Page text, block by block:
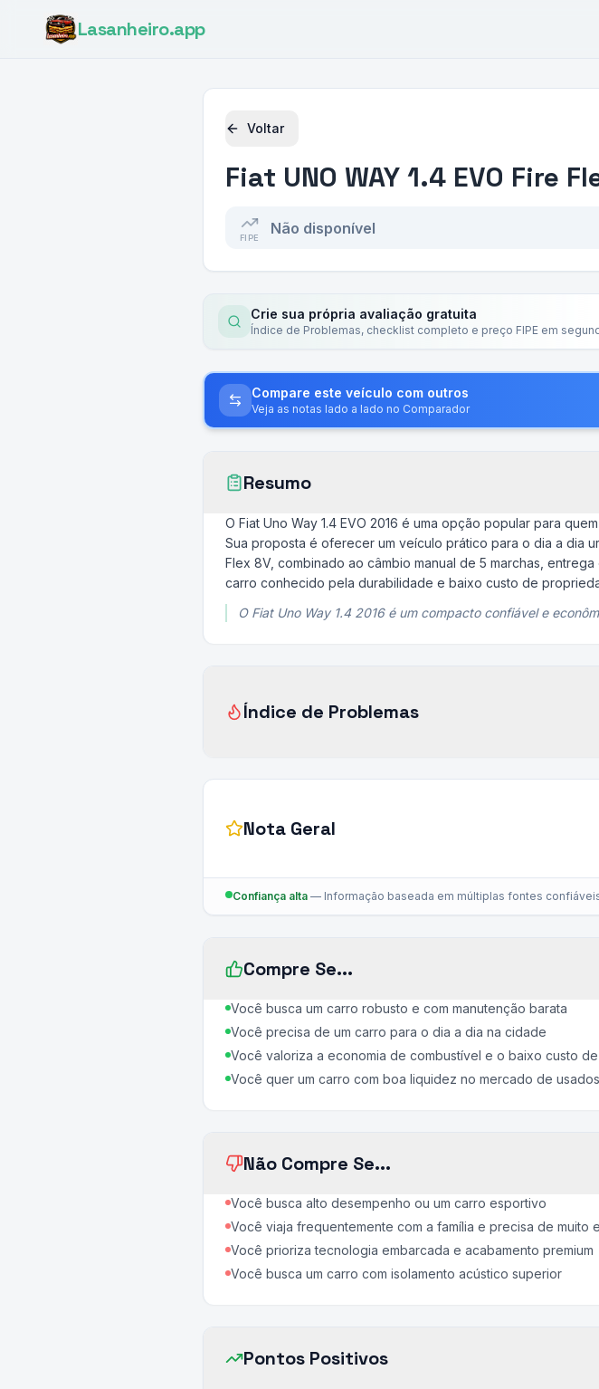
Lasanheiro.app
Voltar
Fiat UNO WAY 1.4 EVO Fire
FIPE
Não disponível
Crie sua própria avaliação gratuita
Índice de Problemas, checklist completo e preço FIPE em
Compare este veículo com outros
Veja as notas lado a lado no Comparador
Resumo
O Fiat Uno Way 1.4 EVO 2016 é uma opção popular para
Sua proposta é oferecer um veículo prático para o dia a dia
Flex 8V, combinado ao câmbio manual de 5 marchas,
carro conhecido pela durabilidade e baixo custo de
O Fiat Uno Way 1.4 2016 é um compacto confiável e
Índice de Problemas
Nota Geral
Confiança alta — Informação baseada em múltiplas fontes
Compre Se...
Você busca um carro robusto e com manutenção barata
Você precisa de um carro para o dia a dia na cidade
Você valoriza a economia de combustível e o baixo custo
Você quer um carro com boa liquidez no mercado de usados
Não Compre Se...
Você busca alto desempenho ou um carro esportivo
Você viaja frequentemente com a família e precisa de muito
Você prioriza tecnologia embarcada e acabamento premium
Você busca um carro com isolamento acústico superior
Pontos Positivos